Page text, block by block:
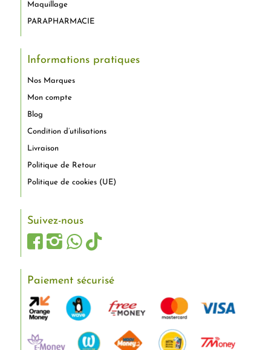
Maquillage
PARAPHARMACIE
Informations pratiques
Nos Marques
Mon compte
Blog
Condition d’utilisations
Livraison
Politique de Retour
Politique de cookies (UE)
Suivez-nous
Paiement sécurisé